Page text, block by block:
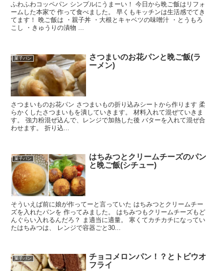
ふわふわコッペパン シンプルにうまーい！ 今日から晩ご飯はリフォ
ームした本家で 作って食べました。 早くもキッチンは生活感でてき
てます！ 晩ご飯は ・親子丼 ・大根とキャベツの味噌汁 ・とうもろ
こし ・きゅうりの漬物 ...
菓子パン
さつまいのお花パンと晩ご飯(ラ
ーメン)
さつまいものお花パン さつまいもの折り込みシートから作ります 柔
らかくしたさつまいもを潰していきます。 材料入れて混ぜていきま
す。 強力粉混ぜ込んで、レンジで加熱した後 バターを入れて混ぜ合
わせます。 折り込...
菓子パン
はちみつとクリームチーズのパン
と晩ご飯(シチュー)
そういえば前に娘が作ってーと言っていた はちみつとクリームチー
ズを入れたパンを 作ってみました。 はちみつもクリームチーズもど
んぐらい入れるんだろ？ ま適当に適量。 寒くてカチカチになってい
たはちみつは、 レンジで容器ごと30...
菓子パン
チョコメロンパン！？とトビウオ
フライ